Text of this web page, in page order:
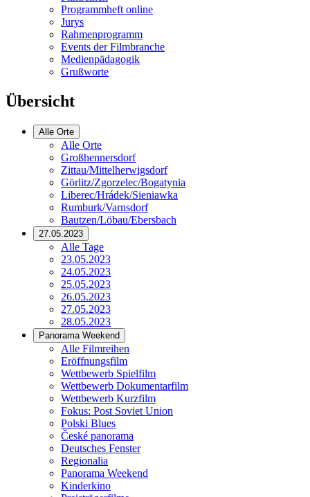
Programmheft online
Jurys
Rahmenprogramm
Events der Filmbranche
Medienpädagogik
Grußworte
Übersicht
Alle Orte
Alle Orte
Großhennersdorf
Zittau/Mittelherwigsdorf
Görlitz/Zgorzelec/Bogatynia
Liberec/Hrádek/Sieniawka
Rumburk/Varnsdorf
Bautzen/Löbau/Ebersbach
27.05.2023
Alle Tage
23.05.2023
24.05.2023
25.05.2023
26.05.2023
27.05.2023
28.05.2023
Panorama Weekend
Alle Filmreihen
Eröffnungsfilm
Wettbewerb Spielfilm
Wettbewerb Dokumentarfilm
Wettbewerb Kurzfilm
Fokus: Post Soviet Union
Polski Blues
České panorama
Deutsches Fenster
Regionalia
Panorama Weekend
Kinderkino